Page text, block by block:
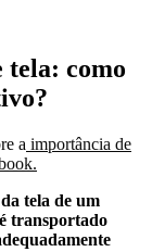
tela: como
a importância de
tela de um
transportado